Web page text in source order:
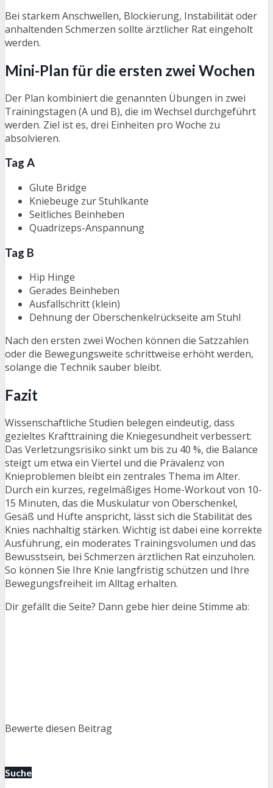
Bei starkem Anschwellen, Blockierung, Instabilität oder
anhaltenden Schmerzen sollte ärztlicher Rat eingeholt
werden.
Mini-Plan für die ersten zwei Wochen
Der Plan kombiniert die genannten Übungen in zwei
Trainingstagen (A und B), die im Wechsel durchgeführt
werden. Ziel ist es, drei Einheiten pro Woche zu
absolvieren.
Tag A
Glute Bridge
Kniebeuge zur Stuhlkante
Seitliches Beinheben
Quadrizeps-Anspannung
Tag B
Hip Hinge
Gerades Beinheben
Ausfallschritt (klein)
Dehnung der Oberschenkelrückseite am Stuhl
Nach den ersten zwei Wochen können die Satzzahlen
oder die Bewegungsweite schrittweise erhöht werden,
solange die Technik sauber bleibt.
Fazit
Wissenschaftliche Studien belegen eindeutig, dass
gezieltes Krafttraining die Kniegesundheit verbessert:
Das Verletzungsrisiko sinkt um bis zu 40 %, die Balance
steigt um etwa ein Viertel und die Prävalenz von
Knieproblemen bleibt ein zentrales Thema im Alter.
Durch ein kurzes, regelmäßiges Home-Workout von 10-
15 Minuten, das die Muskulatur von Oberschenkel,
Gesäß und Hüfte anspricht, lässt sich die Stabilität des
Knies nachhaltig stärken. Wichtig ist dabei eine korrekte
Ausführung, ein moderates Trainingsvolumen und das
Bewusstsein, bei Schmerzen ärztlichen Rat einzuholen.
So können Sie Ihre Knie langfristig schützen und Ihre
Bewegungsfreiheit im Alltag erhalten.
Dir gefällt die Seite? Dann gebe hier deine Stimme ab:
Bewerte diesen Beitrag
Suche